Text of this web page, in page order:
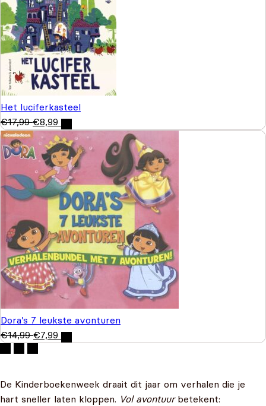
Het luciferkasteel
€17,99 €8,99
Dora’s 7 leukste avonturen
€14,99 €7,99
De Kinderboekenweek draait dit jaar om verhalen die je
hart sneller laten kloppen. Vol avontuurbetekent: